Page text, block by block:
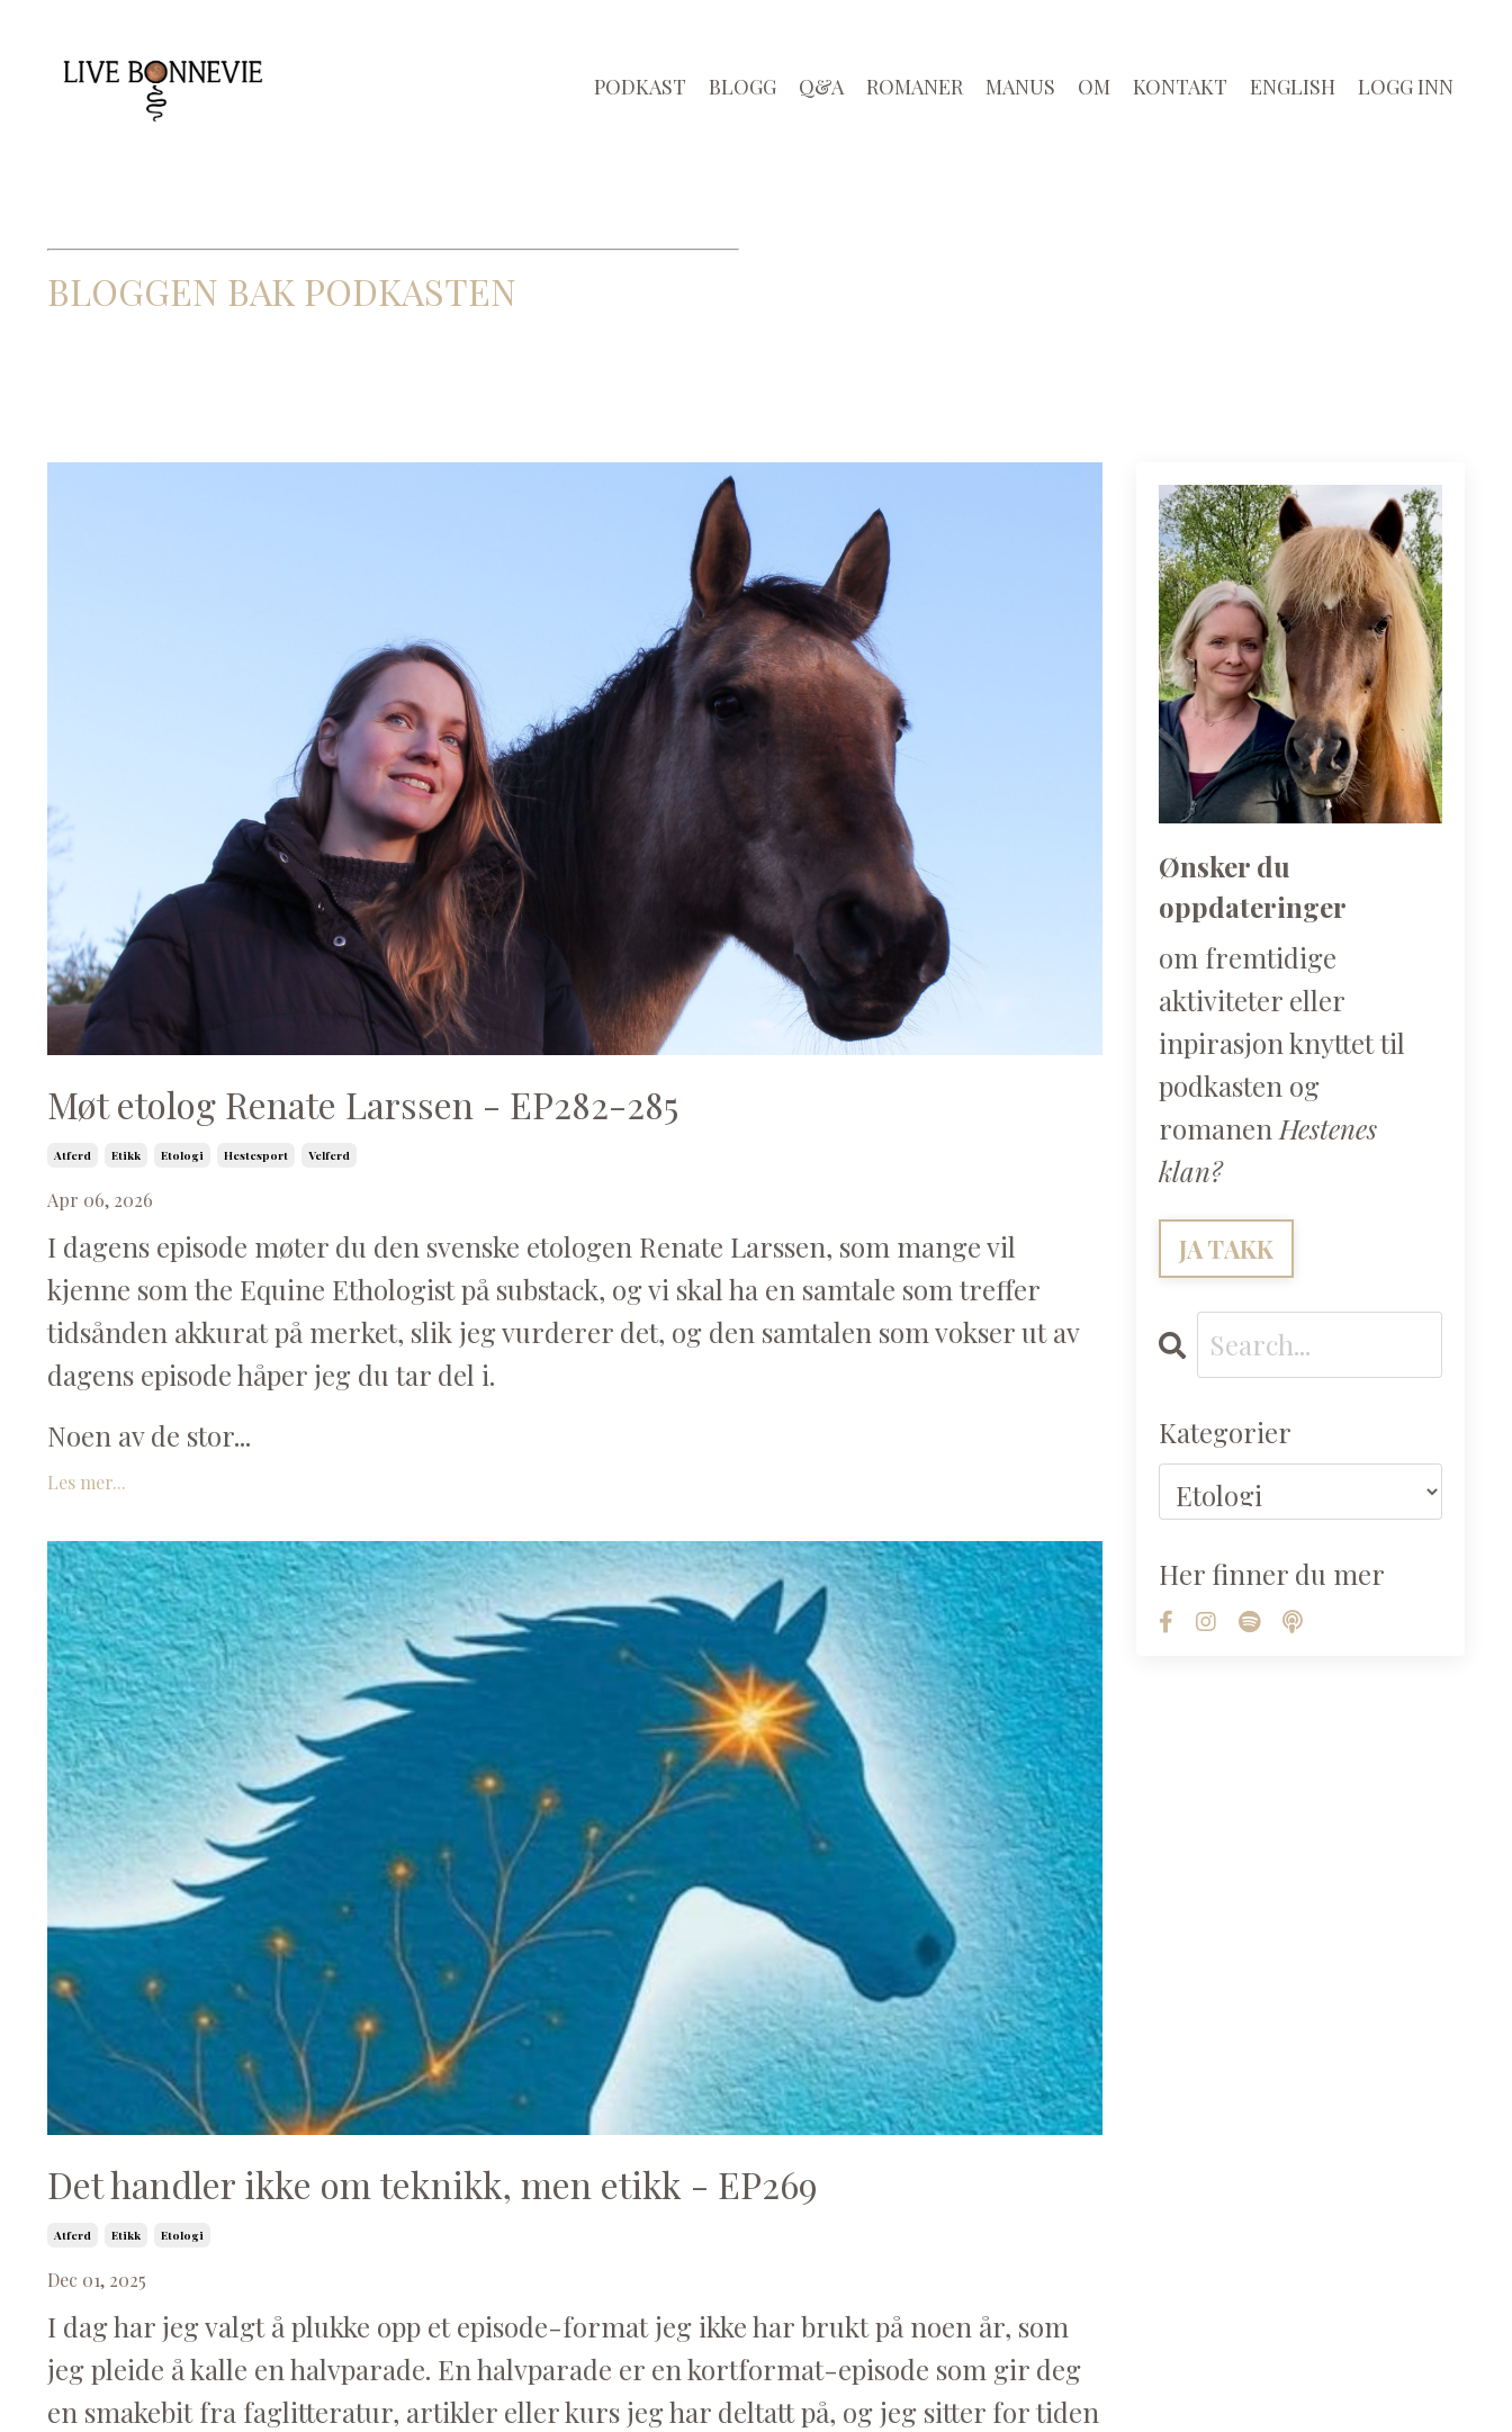
PODKAST BLOGG Q&A ROMANER MANUS OM KONTAKT ENGLISH LOGG INN
BLOGGEN BAK PODKASTEN
Møt etolog Renate Larssen - EP282-285
Atferd Etikk Etologi Hestesport Velferd
Apr 06, 2026
I dagens episode møter du den svenske etologen Renate Larssen, som mange vil
kjenne som the Equine Ethologist på substack, og vi skal ha en samtale som treffer
tidsånden akkurat på merket, slik jeg vurderer det, og den samtalen som vokser ut av
dagens episode håper jeg du tar del i.
Noen av de stor...
Les mer...
Det handler ikke om teknikk, men etikk - EP269
Atferd Etikk Etologi
Dec 01, 2025
I dag har jeg valgt å plukke opp et episode-format jeg ikke har brukt på noen år, som
jeg pleide å kalle en halvparade. En halvparade er en kortformat-episode som gir deg
en smakebit fra faglitteratur, artikler eller kurs jeg har deltatt på, og jeg sitter for tiden
Ønsker du
oppdateringer
om fremtidige
aktiviteter eller
inpirasjon knyttet til
podkasten og
romanen Hestenes
klan?
JA TAKK
Kategorier
Her finner du mer